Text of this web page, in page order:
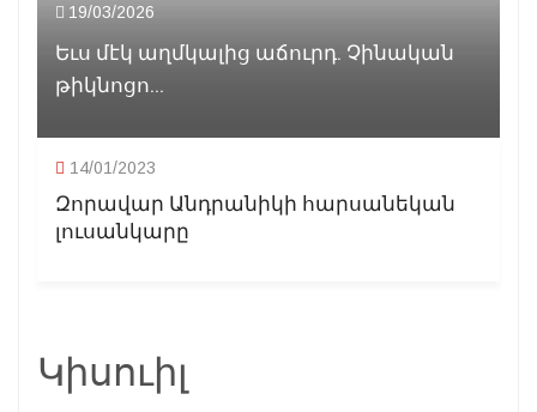
19/03/2026
Եւս մէկ աղմկալից աճուրդ. Չինական
թիկնոցո...
14/01/2023
Զորավար Անդրանիկի հարսանեկան
լուսանկարը
Կիսուիլ